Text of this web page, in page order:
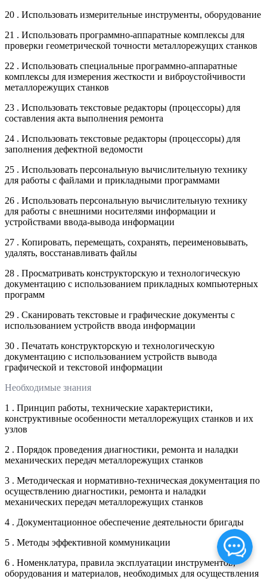
20 . Использовать измерительные инструменты, оборудование
21 . Использовать программно-аппаратные комплексы для
проверки геометрической точности металлорежущих станков
22 . Использовать специальные программно-аппаратные
комплексы для измерения жесткости и виброустойчивости
металлорежущих станков
23 . Использовать текстовые редакторы (процессоры) для
составления акта выполнения ремонта
24 . Использовать текстовые редакторы (процессоры) для
заполнения дефектной ведомости
25 . Использовать персональную вычислительную технику
для работы с файлами и прикладными программами
26 . Использовать персональную вычислительную технику
для работы с внешними носителями информации и
устройствами ввода-вывода информации
27 . Копировать, перемещать, сохранять, переименовывать,
удалять, восстанавливать файлы
28 . Просматривать конструкторскую и технологическую
документацию с использованием прикладных компьютерных
программ
29 . Сканировать текстовые и графические документы с
использованием устройств ввода информации
30 . Печатать конструкторскую и технологическую
документацию с использованием устройств вывода
графической и текстовой информации
Необходимые знания
1 . Принцип работы, технические характеристики,
конструктивные особенности металлорежущих станков и их
узлов
2 . Порядок проведения диагностики, ремонта и наладки
механических передач металлорежущих станков
3 . Методическая и нормативно-техническая документация по
осуществлению диагностики, ремонта и наладки
механических передач металлорежущих станков
4 . Документационное обеспечение деятельности бригады
5 . Методы эффективной коммуникации
6 . Номенклатура, правила эксплуатации инструментов,
оборудования и материалов, необходимых для осуществления